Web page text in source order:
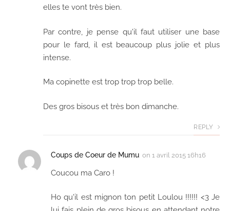
elles te vont très bien.
Par contre, je pense qu'il faut utiliser une base
pour le fard, il est beaucoup plus jolie et plus
intense.
Ma copinette est trop trop trop belle.
Des gros bisous et très bon dimanche.
REPLY
Coups de Coeur de Mumu on 1 avril 2015 16h16
Coucou ma Caro !
Ho qu'il est mignon ton petit Loulou !!!!!! <3 Je